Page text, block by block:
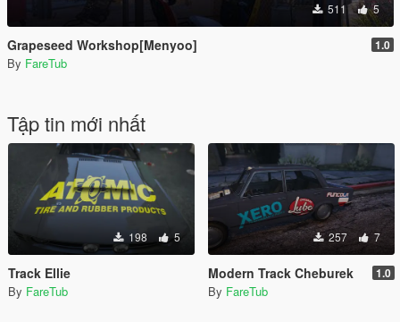
511 5
Grapeseed Workshop[Menyoo] 1.0
By FareTub
Tập tin mới nhất
198 5
Track Ellie
By FareTub
257 7
Modern Track Cheburek 1.0
By FareTub